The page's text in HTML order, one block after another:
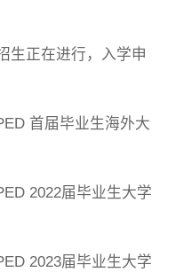
生正在进行，入学申
首届毕业生海外大
2022届毕业生大学
2023届毕业生大学
×
短信
述信息。若您同意且